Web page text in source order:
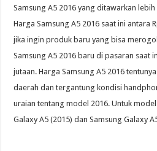
Samsung A5 2016 yang ditawarkan
Harga Samsung A5 2016 saat ini antara
jika ingin produk baru yang bisa
Samsung A5 2016 baru di pasaran saat
jutaan. Harga Samsung A5 2016
daerah dan tergantung kondisi
uraian tentang model 2016. Untuk
Galaxy A5 (2015) dan Samsung Galaxy